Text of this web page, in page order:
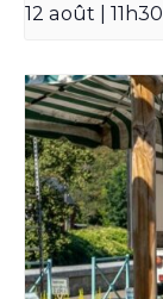
12 août | 11h30